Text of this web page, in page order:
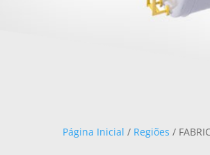
Página Inicial / Regiões /